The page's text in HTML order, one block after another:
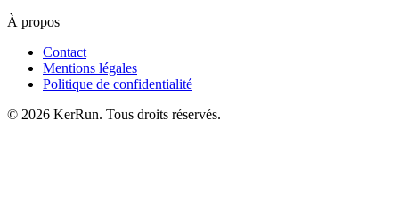
À propos
Contact
Mentions légales
Politique de confidentialité
© 2026 KerRun. Tous droits réservés.